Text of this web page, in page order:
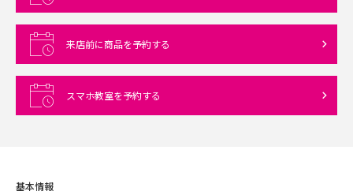
来店前に商品を予約する
スマホ教室を予約する
基本情報